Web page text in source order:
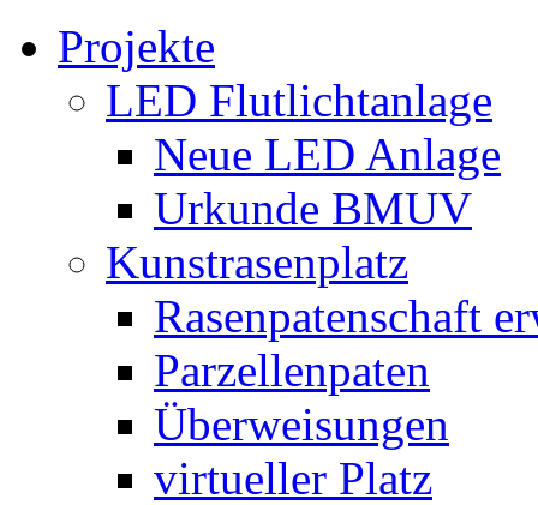
Projekte
LED Flutlichtanlage
Neue LED Anlage
Urkunde BMUV
Kunstrasenplatz
Rasenpatenschaft
Parzellenpaten
Überweisungen
virtueller Platz